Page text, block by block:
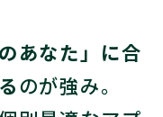
のあなた」に合
のが強み。